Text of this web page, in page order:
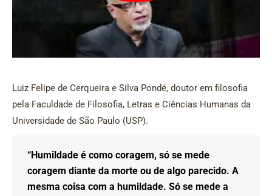
Luiz Felipe de Cerqueira e Silva Pondé, doutor em filosofia
pela Faculdade de Filosofia, Letras e Ciências Humanas da
Universidade de São Paulo (USP).
“Humildade é como coragem, só se mede
coragem diante da morte ou de algo parecido. A
mesma coisa com a humildade. Só se mede a